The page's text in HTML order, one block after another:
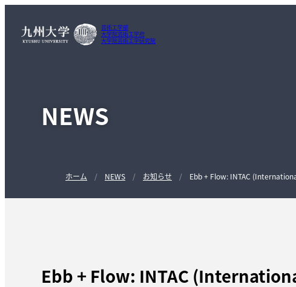
芸術工学部
大学院芸術工学府
大学院芸術工学研究院
NEWS
ホーム NEWS お知らせ Ebb + Flow: INTAC
Ebb + Flow: INTAC